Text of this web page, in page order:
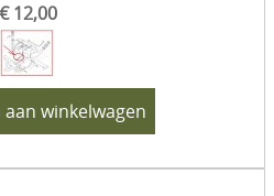
€ 12,00
winkelwagen